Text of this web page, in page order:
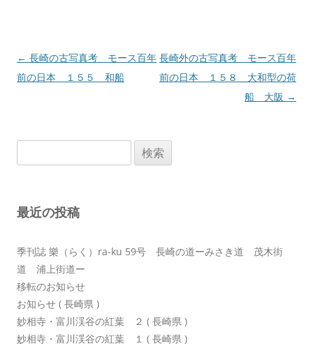
投
稿
ン
← 長崎の古写真考 モース百年
前の日本 １５５ 和船
長崎外の古写真考 モース百年
前の日本 １５８ 大和型の荷
船 大阪 →
索:
最近の投稿
季刊誌 樂（らく）ra-ku 59号 長崎の道ーみさき道 茂木街
道 浦上街道ー
移転のお知らせ
お知らせ ( 長崎県 )
妙相寺・富川渓谷の紅葉 ２ ( 長崎県 )
妙相寺・富川渓谷の紅葉 １ ( 長崎県 )